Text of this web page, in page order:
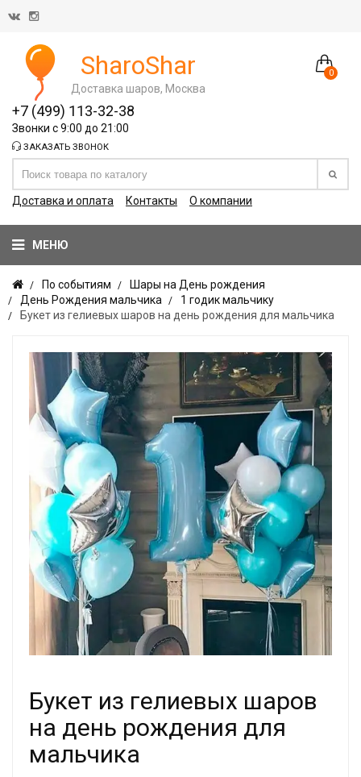
0
SharoShar
Доставка шаров, Москва
+7 (499) 113-32-38
Звонки с 9:00 до 21:00
ЗАКАЗАТЬ ЗВОНОК
Доставка и оплата Контакты О компании
МЕНЮ
По событиям
Шары на День рождения
День Рождения мальчика
1 годик мальчику
Букет из гелиевых шаров на день рождения для мальчика
Букет из гелиевых шаров
на день рождения для
мальчика